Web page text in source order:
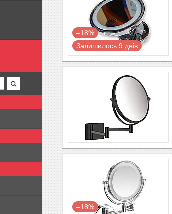
–18%
Залишилось 9 днів
–18%